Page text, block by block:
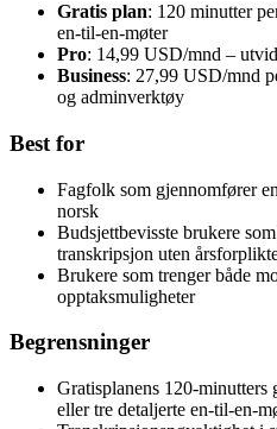
Gratis plan: 120 minutter
en-til-en-møter
Pro: 14,99 USD/mnd –
Business: 27,99 USD/mnd
og adminverktøy
Best for
Fagfolk som gjennomfører
norsk
Budsjettbevisste brukere
transkripsjon uten
Brukere som trenger både
opptaksmuligheter
Begrensninger
Gratisplanens 120-minutters
eller tre detaljerte en-til-en-